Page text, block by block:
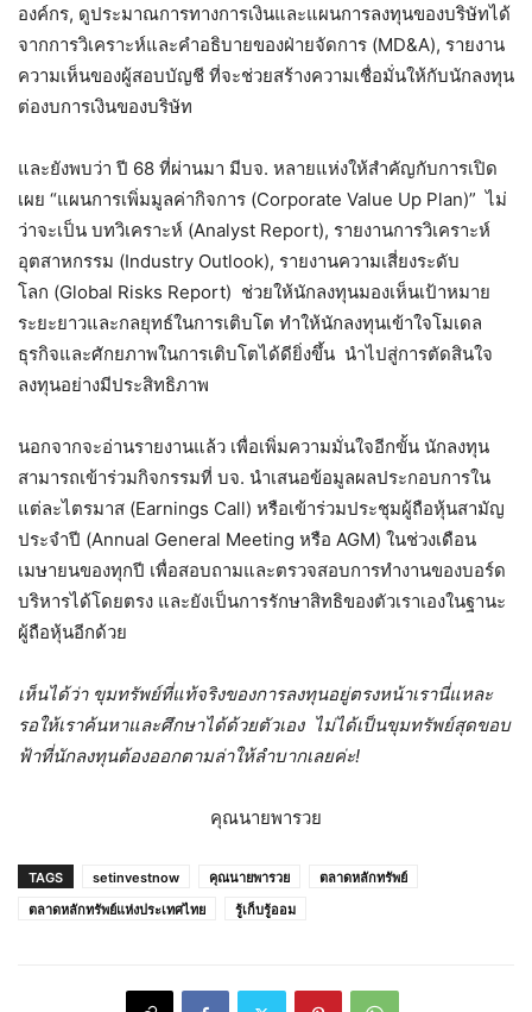
องค์กร, ดูประมาณการทางการเงินและแผนการลงทุนของบริษัทได้
จากการวิเคราะห์และคำอธิบายของฝ่ายจัดการ (MD&A), รายงาน
ความเห็นของผู้สอบบัญชี ที่จะช่วยสร้างความเชื่อมั่นให้กับนักลงทุน
ต่องบการเงินของบริษัท
และยังพบว่า ปี 68 ที่ผ่านมา มีบจ. หลายแห่งให้สำคัญกับการเปิด
เผย “แผนการเพิ่มมูลค่ากิจการ (Corporate Value Up Plan)” ไม่
ว่าจะเป็น บทวิเคราะห์ (Analyst Report), รายงานการวิเคราะห์
อุตสาหกรรม (Industry Outlook), รายงานความเสี่ยงระดับ
โลก (Global Risks Report) ช่วยให้นักลงทุนมองเห็นเป้าหมาย
ระยะยาวและกลยุทธ์ในการเติบโต ทำให้นักลงทุนเข้าใจโมเดล
ธุรกิจและศักยภาพในการเติบโตได้ดียิ่งขึ้น นำไปสู่การตัดสินใจ
ลงทุนอย่างมีประสิทธิภาพ
นอกจากจะอ่านรายงานแล้ว เพื่อเพิ่มความมั่นใจอีกขั้น นักลงทุน
สามารถเข้าร่วมกิจกรรมที่ บจ. นำเสนอข้อมูลผลประกอบการใน
แต่ละไตรมาส (Earnings Call) หรือเข้าร่วมประชุมผู้ถือหุ้นสามัญ
ประจำปี (Annual General Meeting หรือ AGM) ในช่วงเดือน
เมษายนของทุกปี เพื่อสอบถามและตรวจสอบการทำงานของบอร์ด
บริหารได้โดยตรง และยังเป็นการรักษาสิทธิของตัวเราเองในฐานะ
ผู้ถือหุ้นอีกด้วย
เห็นได้ว่า ขุมทรัพย์ที่แท้จริงของการลงทุนอยู่ตรงหน้าเรานี่แหละ
รอให้เราค้นหาและศึกษาได้ด้วยตัวเอง ไม่ได้เป็นขุมทรัพย์สุดขอบ
ฟ้าที่นักลงทุนต้องออกตามล่าให้ลำบากเลยค่ะ!
คุณนายพารวย
TAGS setinvestnow คุณนายพารวย
ตลาดหลักทรัพย์
ตลาดหลักทรัพย์แห่งประเทศไทย
รู้เก็บรู้ออม